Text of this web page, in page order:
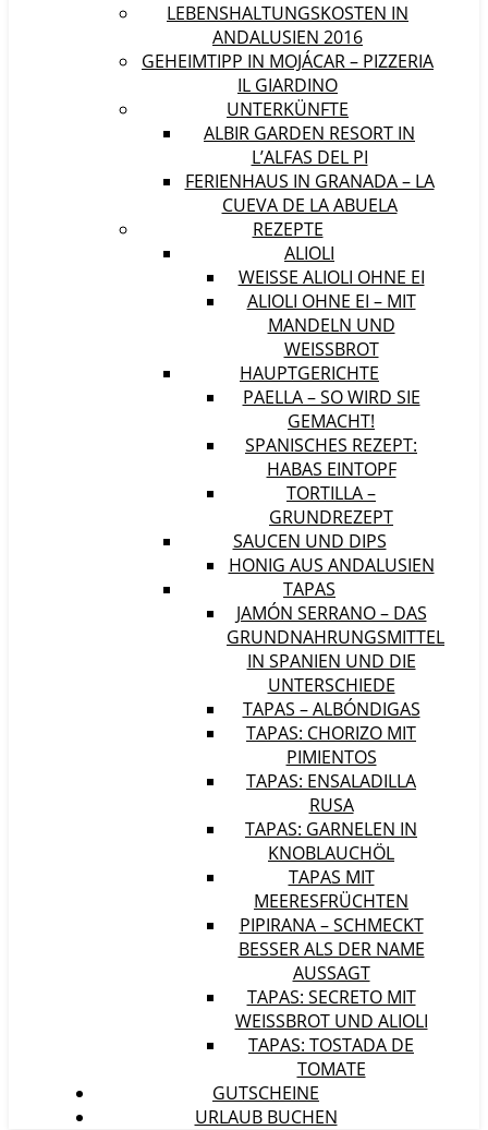
LEBENSHALTUNGSKOSTEN IN
ANDALUSIEN 2016
GEHEIMTIPP IN MOJÁCAR – PIZZERIA
IL GIARDINO
UNTERKÜNFTE
ALBIR GARDEN RESORT IN
L’ALFAS DEL PI
FERIENHAUS IN GRANADA – LA
CUEVA DE LA ABUELA
REZEPTE
ALIOLI
WEISSE ALIOLI OHNE EI
ALIOLI OHNE EI – MIT
MANDELN UND
WEISSBROT
HAUPTGERICHTE
PAELLA – SO WIRD SIE
GEMACHT!
SPANISCHES REZEPT:
HABAS EINTOPF
TORTILLA –
GRUNDREZEPT
SAUCEN UND DIPS
HONIG AUS ANDALUSIEN
TAPAS
JAMÓN SERRANO – DAS
GRUNDNAHRUNGSMITTEL
IN SPANIEN UND DIE
UNTERSCHIEDE
TAPAS – ALBÓNDIGAS
TAPAS: CHORIZO MIT
PIMIENTOS
TAPAS: ENSALADILLA
RUSA
TAPAS: GARNELEN IN
KNOBLAUCHÖL
TAPAS MIT
MEERESFRÜCHTEN
PIPIRANA – SCHMECKT
BESSER ALS DER NAME
AUSSAGT
TAPAS: SECRETO MIT
WEISSBROT UND ALIOLI
TAPAS: TOSTADA DE
TOMATE
GUTSCHEINE
URLAUB BUCHEN